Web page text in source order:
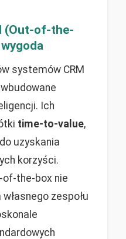
(Out-of-the-
systemów CRM
Ich
time-to-value,
uzyskania
korzyści.
of-the-box nie
zespołu